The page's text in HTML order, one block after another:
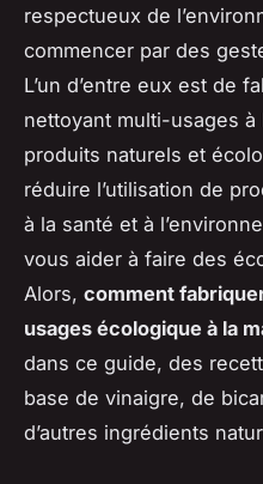
respectueux de
commencer par des
L’un d’entre eux est de
nettoyant multi-usages à
produits naturels et
réduire l’utilisation de
à la santé et à
vous aider à faire des
Alors, comment
usages écologique à la
dans ce guide, des
base de vinaigre, de
d’autres ingrédients